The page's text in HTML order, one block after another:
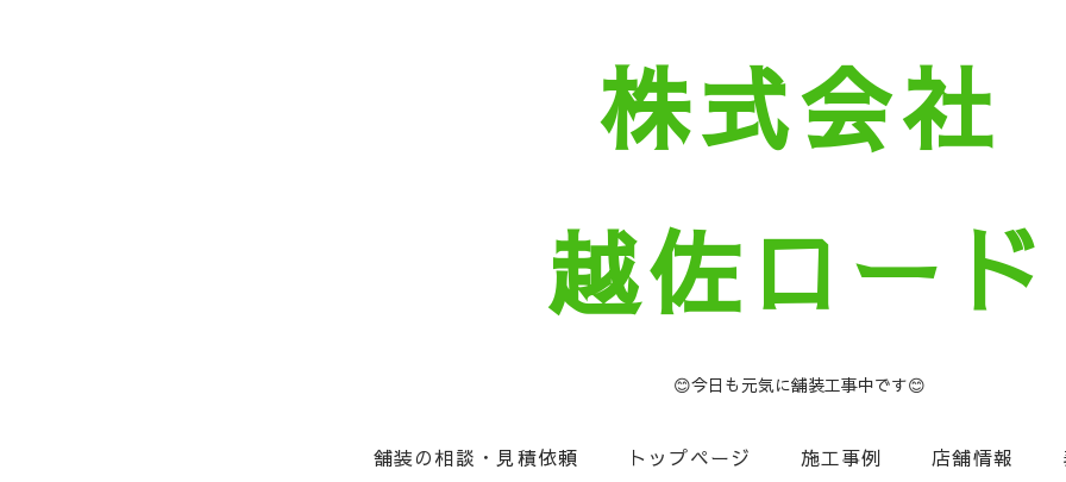
株式会社
越佐ロード
😊今日も元気に舗装工事中です😊
舗装の相談・見積依頼 トップページ 施工事例 店舗情報